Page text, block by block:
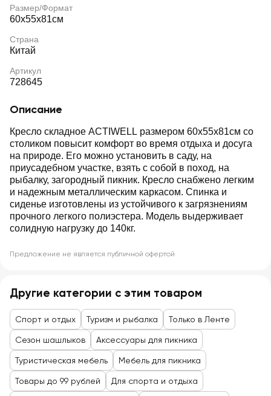
Размер/Формат
60х55х81см
Страна
Китай
Артикул
728645
Описание
Кресло складное ACTIWELL размером 60х55х81см со
столиком повысит комфорт во время отдыха и досуга
на природе. Его можно установить в саду, на
приусадебном участке, взять с собой в поход, на
рыбалку, загородный пикник. Кресло снабжено легким
и надежным металлическим каркасом. Спинка и
сиденье изготовлены из устойчивого к загрязнениям
прочного легкого полиэстера. Модель выдерживает
солидную нагрузку до 140кг.
Предложение не является публичной офертой
Другие категории с этим товаром
Спорт и отдых Туризм и рыбалка Только в Ленте
Сезон шашлыков Аксессуары для пикника
Туристическая мебель Мебель для пикника
Товары до 99 рублей Для спорта и отдыха